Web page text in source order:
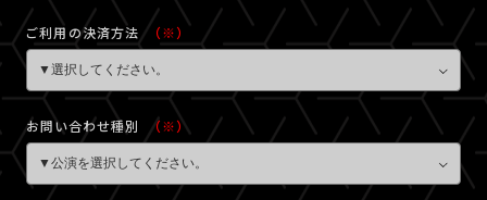
ご利用の決済方法 （※）
お問い合わせ種別（※）